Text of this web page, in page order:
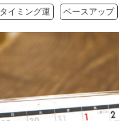
タイミング運 ベースアップ